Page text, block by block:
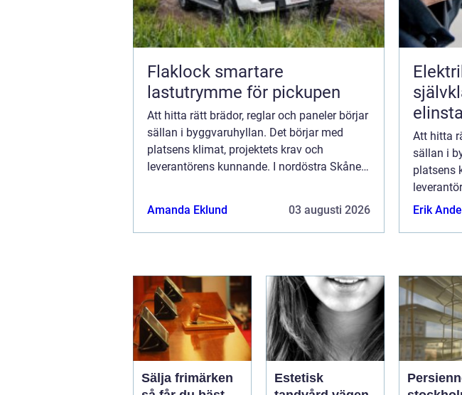
Flaklock smartare
lastutrymme för pickupen
Att hitta rätt brädor, reglar och paneler börjar
sällan i byggvaruhyllan. Det börjar med
platsens klimat, projektets krav och
leverantörens kunnande. I nordöstra Skåne
Amanda Eklund
03 augusti 2026
Att hitta
sällan i
platsens
möts
Erik
Sälja frimärken
Estetisk